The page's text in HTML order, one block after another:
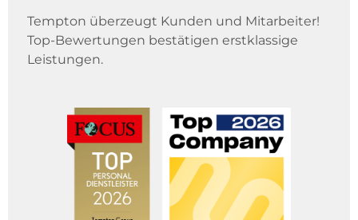
Tempton überzeugt Kunden und Mitarbeiter!
Top-Bewertungen bestätigen erstklassige
Leistungen.